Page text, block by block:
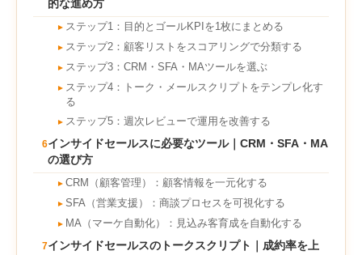
的な進め方
► ステップ1：目的とゴールKPIを1枚にまとめる
► ステップ2：顧客リストをスコアリングで分類する
► ステップ3：CRM・SFA・MAツールを選ぶ
► ステップ4：トーク・メールスクリプトをテンプレ化す
る
► ステップ5：週次レビューで運用を改善する
6インサイドセールスに必要なツール｜CRM・SFA・MA
の選び方
► CRM（顧客管理）：顧客情報を一元化する
► SFA（営業支援）：商談プロセスを可視化する
► MA（マーケ自動化）：見込み客育成を自動化する
7インサイドセールスのトークスクリプト｜成約率を上